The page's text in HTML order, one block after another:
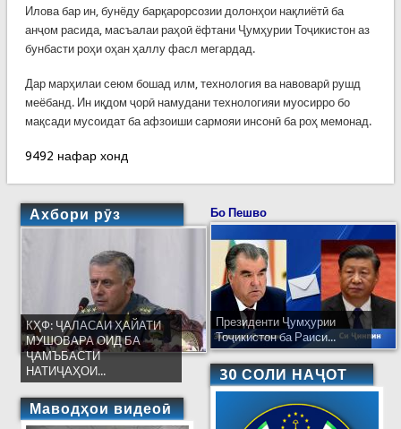
Илова бар ин, бунёду барқарорсозии долонҳои нақлиётӣ ба
анҷом расида, масъалаи раҳоӣ ёфтани Ҷумҳурии Тоҷикистон аз
бунбасти роҳи оҳан ҳаллу фасл мегардад.
Дар марҳилаи сеюм бошад илм, технология ва навоварӣ рушд
меёбанд. Ин иқдом ҷорӣ намудани технологияи муосирро бо
мақсади мусоидат ба афзоиши сармояи инсонӣ ба роҳ мемонад.
9492 нафар хонд
Ахбори рӯз
КҲФ: ҶАЛАСАИ ҲАЙАТИ
МУШОВАРА ОИД БА
ҶАМЪБАСТИ
НАТИҶАҲОИ...
Маводҳои видеоӣ
Бо Пешво
Президенти Ҷумҳурии
Тоҷикистон ба Раиси...
30 СОЛИ НАҶОТ